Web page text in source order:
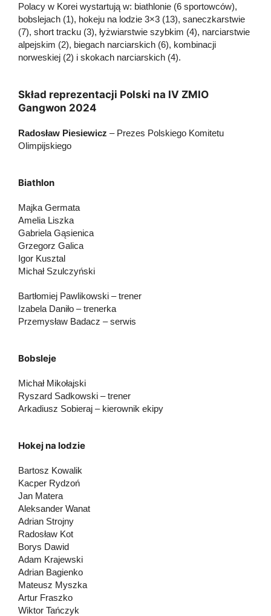
Polacy w Korei wystartują w: biathlonie (6 sportowców),
bobslejach (1), hokeju na lodzie 3×3 (13), saneczkarstwie
(7), short tracku (3), łyżwiarstwie szybkim (4), narciarstwie
alpejskim (2), biegach narciarskich (6), kombinacji
norweskiej (2) i skokach narciarskich (4).
Skład reprezentacji Polski na IV ZMIO
Gangwon 2024
Radosław Piesiewicz – Prezes Polskiego Komitetu
Olimpijskiego
Biathlon
Majka Germata
Amelia Liszka
Gabriela Gąsienica
Grzegorz Galica
Igor Kusztal
Michał Szulczyński
Bartłomiej Pawlikowski – trener
Izabela Daniło – trenerka
Przemysław Badacz – serwis
Bobsleje
Michał Mikołajski
Ryszard Sadkowski – trener
Arkadiusz Sobieraj – kierownik ekipy
Hokej na lodzie
Bartosz Kowalik
Kacper Rydzoń
Jan Matera
Aleksander Wanat
Adrian Strojny
Radosław Kot
Borys Dawid
Adam Krajewski
Adrian Bagienko
Mateusz Myszka
Artur Fraszko
Wiktor Tańczyk